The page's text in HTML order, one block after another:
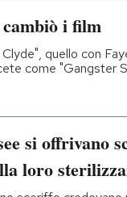
i film
quello con
come "Gangster
si offrivano
loro